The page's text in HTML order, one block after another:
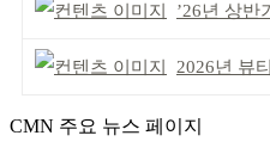
’26년 상반기
2026년 뷰티
CMN 주요 뉴스 페이지